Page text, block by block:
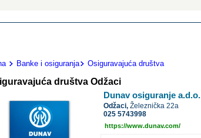
Banke i osiguranja Osiguravajuća društva
društva Odžaci
Dunav osiguranje a.d.o.
Odžaci,Železnička 22a
025 5743998
https://www.dunav.com/